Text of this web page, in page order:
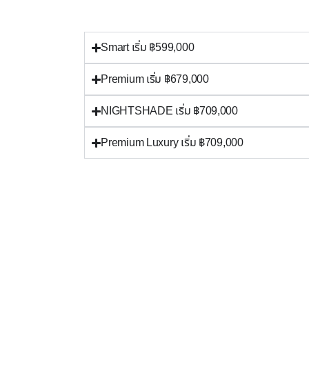
Smart เริ่ม ฿599,000
Premium เริ่ม ฿679,000
NIGHTSHADE เริ่ม ฿709,000
Premium Luxury เริ่ม ฿709,000